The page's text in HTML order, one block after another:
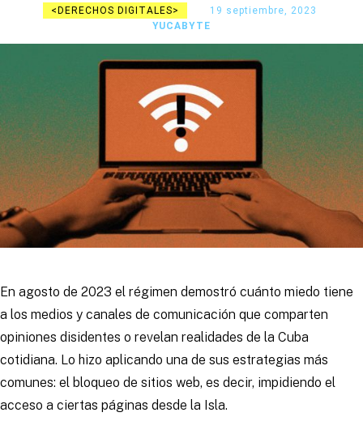
DERECHOS DIGITALES
19 septiembre, 2023
YUCABYTE
En agosto de 2023 el régimen demostró cuánto miedo tiene
a los medios y canales de comunicación que comparten
opiniones disidentes o revelan realidades de la Cuba
cotidiana. Lo hizo aplicando una de sus estrategias más
comunes: el bloqueo de sitios web, es decir, impidiendo el
acceso a ciertas páginas desde la Isla.